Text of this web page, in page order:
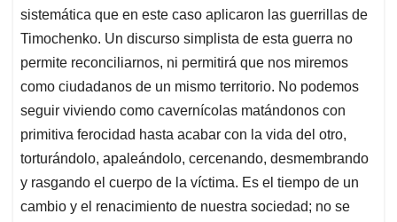
sistemática que en este caso aplicaron las guerrillas de
Timochenko. Un discurso simplista de esta guerra no
permite reconciliarnos, ni permitirá que nos miremos
como ciudadanos de un mismo territorio. No podemos
seguir viviendo como cavernícolas matándonos con
primitiva ferocidad hasta acabar con la vida del otro,
torturándolo, apaleándolo, cercenando, desmembrando
y rasgando el cuerpo de la víctima. Es el tiempo de un
cambio y el renacimiento de nuestra sociedad; no se